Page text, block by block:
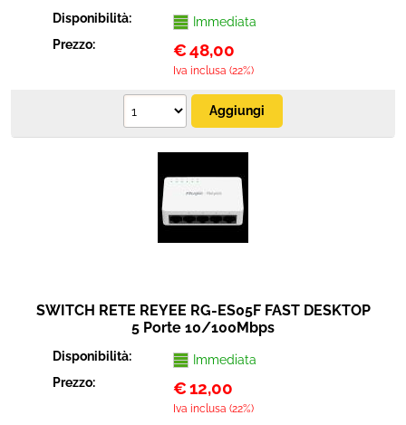
Disponibilità:
Immediata
Prezzo:
€48,00
Iva inclusa (22%)
SWITCH RETE REYEE RG-ES05F FAST DESKTOP
5 Porte 10/100Mbps
Disponibilità:
Immediata
Prezzo:
€12,00
Iva inclusa (22%)